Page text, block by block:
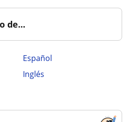
de...
Español
Inglés